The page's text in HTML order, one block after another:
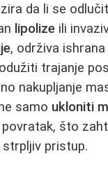
da li se
lipolize ili
, održiva
trajanje
nakupljanje
samo ukloniti
što
pristup.